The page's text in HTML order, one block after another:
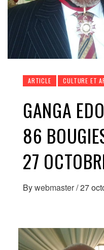
ARTICLE CULTURE ET
GANGA
86
27
Bywebmaster/27